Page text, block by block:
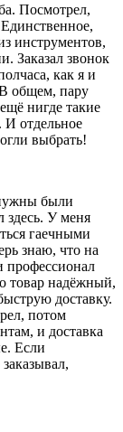
Посмотрел,
инструментов,
Заказал звонок
как я и
В общем, пару
нигде такие
И отдельное
выбрать!
были
здесь. У меня
гаечными
знаю, что на
профессионал
товар надёжный,
доставку.
потом
и доставка
Если